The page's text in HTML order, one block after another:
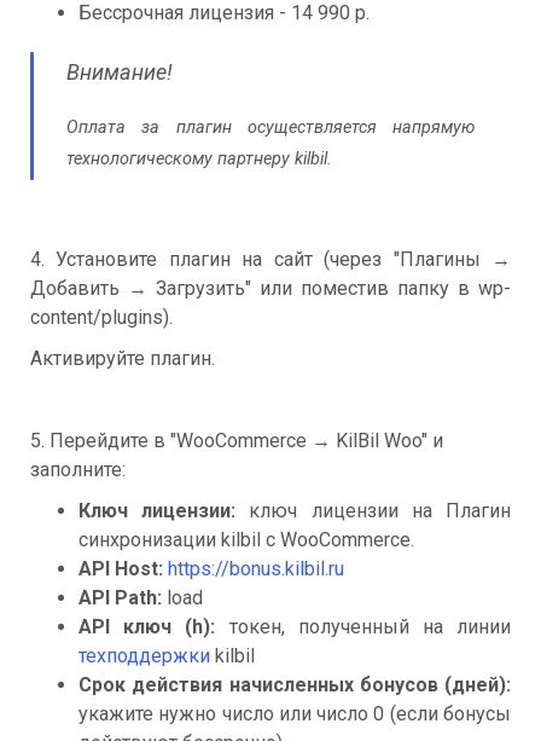
Бессрочная лицензия - 14 990 р.
Внимание!
Оплата за плагин осуществляется напрямую
технологическому партнеру kilbil.
4. Установите плагин на сайт (через "Плагины →
Добавить → Загрузить" или поместив папку в wp-
content/plugins).
Активируйте плагин.
5. Перейдите в "WooCommerce → KilBil Woo" и
заполните:
Ключ лицензии: ключ лицензии на Плагин
синхронизации kilbil с WooCommerce.
API Host: https://bonus.kilbil.ru
API Path: load
API ключ (h): токен, полученный на линии
техподдержки kilbil
Срок действия начисленных бонусов (дней):
укажите нужно число или число 0 (если бонусы